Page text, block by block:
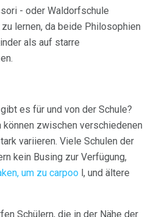
- oder Waldorfschule
lernen, da beide Philosophien
als auf starre
es für und von der Schule?
zwischen verschiedenen
variieren. Viele Schulen der
kein Busing zur Verfügung,
um zu carpoo l, und ältere
Schülern, die in der Nähe der